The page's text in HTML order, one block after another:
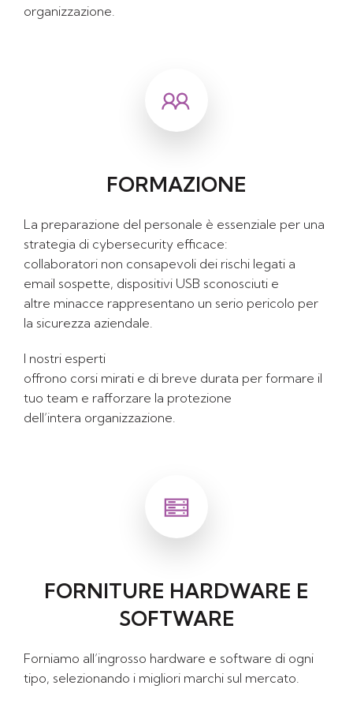
organizzazione.
FORMAZIONE
La preparazione del personale è essenziale per una
strategia di cybersecurity efficace:
collaboratori non consapevoli dei rischi legati a
email sospette, dispositivi USB sconosciuti e
altre minacce rappresentano un serio pericolo per
la sicurezza aziendale.
I nostri esperti
offrono corsi mirati e di breve durata per formare il
tuo team e rafforzare la protezione
dell’intera organizzazione.
FORNITURE HARDWARE E
SOFTWARE
Forniamo all’ingrosso hardware e software di ogni
tipo, selezionando i migliori marchi sul mercato.